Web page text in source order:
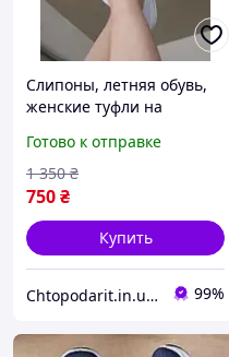
Слипоны, летняя обувь,
женские туфли на
мокасины размер 39,
белые Код 68-1004
Готово к отправке
750₴
1 350 ₴
Купить
Chtopodarit.in.ua-інтернет-магазин цікавих подарунків 99%